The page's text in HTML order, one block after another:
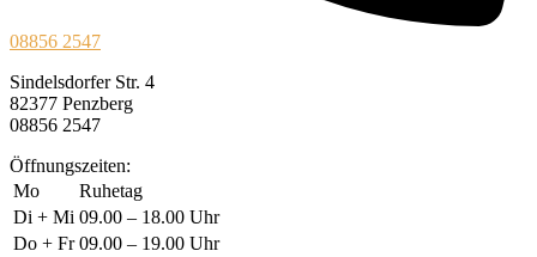
08856 2547
Sindelsdorfer Str. 4
82377 Penzberg
08856 2547
Öffnungszeiten:
Mo
Ruhetag
Di + Mi 09.00 – 18.00 Uhr
Do + Fr 09.00 – 19.00 Uhr